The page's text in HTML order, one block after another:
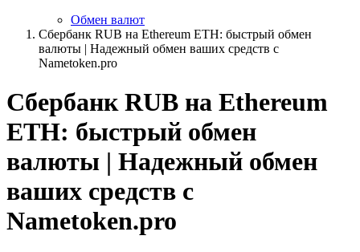
Обмен валют
Сбербанк RUB на Ethereum ETH: быстрый обмен
валюты | Надежный обмен ваших средств с
Nametoken.pro
Сбербанк RUB на Ethereum
ETH: быстрый обмен
валюты | Надежный обмен
ваших средств с
Nametoken.pro